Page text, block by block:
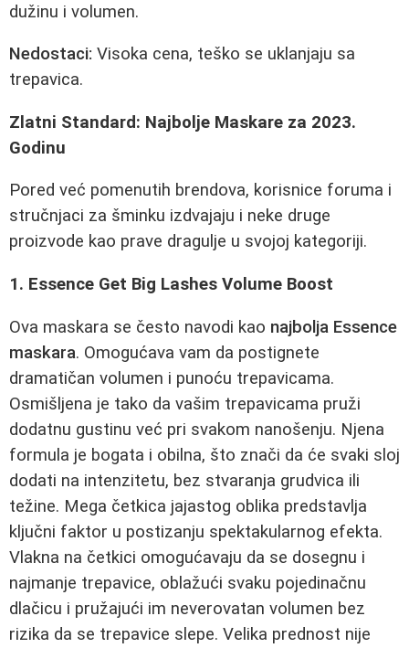
dužinu i volumen.
Nedostaci: Visoka cena, teško se uklanjaju sa
trepavica.
Zlatni Standard: Najbolje Maskare za 2023.
Godinu
Pored već pomenutih brendova, korisnice foruma i
stručnjaci za šminku izdvajaju i neke druge
proizvode kao prave dragulje u svojoj kategoriji.
1. Essence Get Big Lashes Volume Boost
Ova maskara se često navodi kao najbolja Essence
maskara. Omogućava vam da postignete
dramatičan volumen i punoću trepavicama.
Osmišljena je tako da vašim trepavicama pruži
dodatnu gustinu već pri svakom nanošenju. Njena
formula je bogata i obilna, što znači da će svaki sloj
dodati na intenzitetu, bez stvaranja grudvica ili
težine. Mega četkica jajastog oblika predstavlja
ključni faktor u postizanju spektakularnog efekta.
Vlakna na četkici omogućavaju da se dosegnu i
najmanje trepavice, oblažući svaku pojedinačnu
dlačicu i pružajući im neverovatan volumen bez
rizika da se trepavice slepe. Velika prednost nije